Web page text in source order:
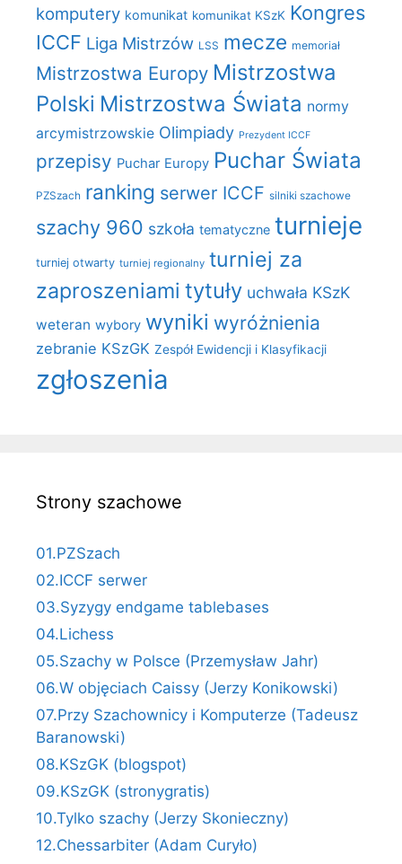
komputery komunikat komunikat KSzK Kongres
ICCF Liga Mistrzów LSS mecze memoriał
Mistrzostwa Europy Mistrzostwa
Polski Mistrzostwa Świata normy
arcymistrzowskie Olimpiady Prezydent ICCF
przepisy Puchar Europy Puchar Świata
PZSzach ranking serwer ICCF silniki szachowe
szachy 960 szkoła tematyczne turnieje
turniej otwarty turniej regionalny turniej za
zaproszeniami tytuły uchwała KSzK
weteran wybory wyniki wyróżnienia
zebranie KSzGK Zespół Ewidencji i Klasyfikacji
zgłoszenia
Strony szachowe
01.PZSzach
02.ICCF serwer
03.Syzygy endgame tablebases
04.Lichess
05.Szachy w Polsce (Przemysław Jahr)
06.W objęciach Caissy (Jerzy Konikowski)
07.Przy Szachownicy i Komputerze (Tadeusz
Baranowski)
08.KSzGK (blogspot)
09.KSzGK (stronygratis)
10.Tylko szachy (Jerzy Skonieczny)
12.Chessarbiter (Adam Curyło)